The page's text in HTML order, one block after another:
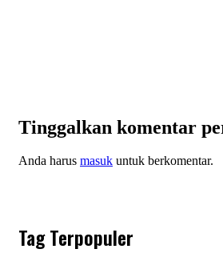
Tinggalkan komentar
Anda harus masuk untuk berkomentar.
Tag Terpopuler